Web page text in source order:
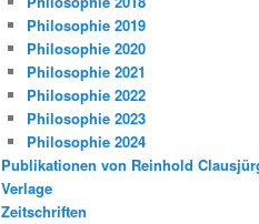
Philosophie 2019
Philosophie 2020
Philosophie 2021
Philosophie 2022
Philosophie 2023
Philosophie 2024
Publikationen von Reinhold
Verlage
Zeitschriften